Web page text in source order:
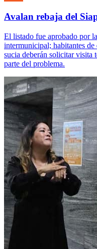
Avalan rebaja del
El listado fue aprobado por
intermunicipal; habitantes
sucia deberán solicitar visita
parte del problema.